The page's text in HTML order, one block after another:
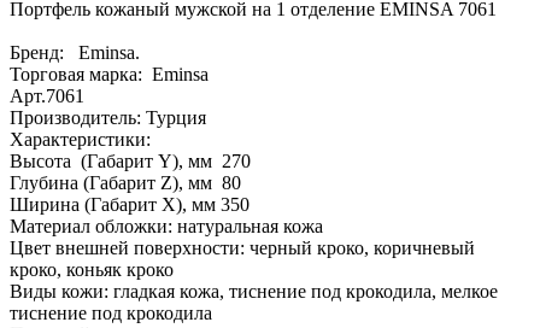
Портфель кожаный мужской на 1 отделение EMINSA 7061
Бренд: Eminsa.
Торговая марка: Eminsa
Арт.7061
Производитель: Турция
Характеристики:
Высота (Габарит Y), мм 270
Глубина (Габарит Z), мм 80
Ширина (Габарит X), мм 350
Материал обложки: натуральная кожа
Цвет внешней поверхности: черный кроко, коричневый
кроко, коньяк кроко
Виды кожи: гладкая кожа, тиснение под крокодила, мелкое
тиснение под крокодила